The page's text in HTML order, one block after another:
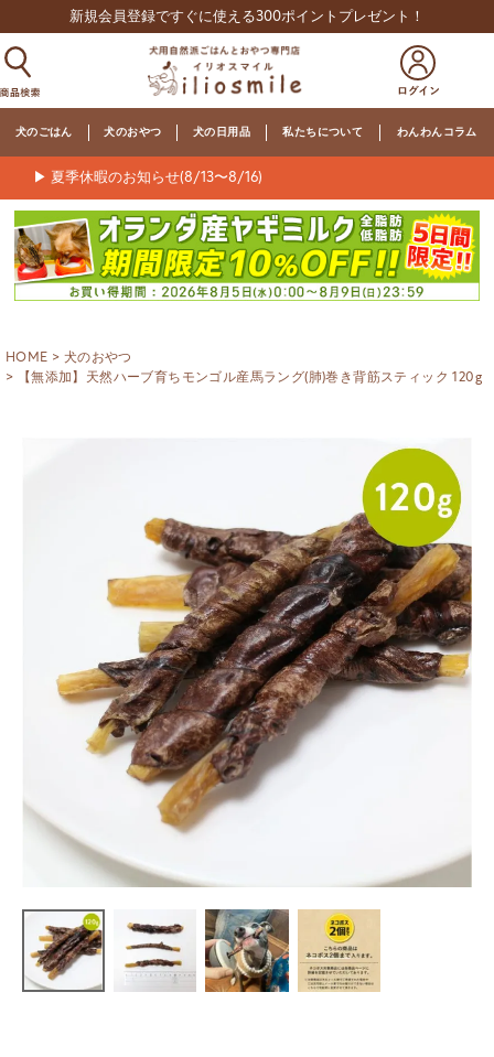
新規会員登録ですぐに使える300ポイントプレゼント！
犬のごはん 犬のおやつ 犬の日用品 私たちについて わんわんコラム
▶ 夏季休暇のお知らせ(8/13〜8/16)
HOME
犬のおやつ
【無添加】天然ハーブ育ちモンゴル産馬ラング(肺)巻き背筋スティック 120g